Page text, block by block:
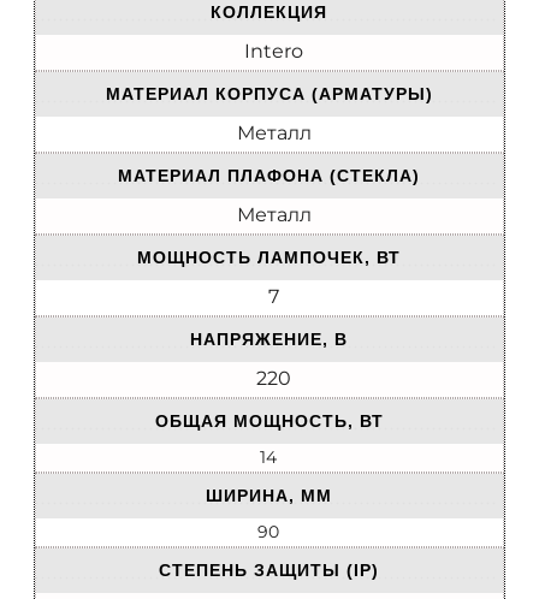
КОЛЛЕКЦИЯ
Intero
МАТЕРИАЛ КОРПУСА (АРМАТУРЫ)
Металл
МАТЕРИАЛ ПЛАФОНА (СТЕКЛА)
Металл
МОЩНОСТЬ ЛАМПОЧЕК, ВТ
7
НАПРЯЖЕНИЕ, В
220
ОБЩАЯ МОЩНОСТЬ, ВТ
14
ШИРИНА, ММ
90
СТЕПЕНЬ ЗАЩИТЫ (IP)